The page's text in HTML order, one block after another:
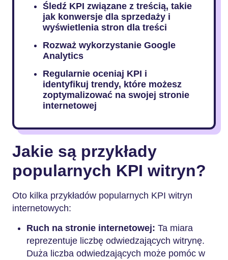
Śledź KPI związane z treścią, takie
jak konwersje dla sprzedaży i
wyświetlenia stron dla treści
Rozważ wykorzystanie Google
Analytics
Regularnie oceniaj KPI i
identyfikuj trendy, które możesz
zoptymalizować na swojej stronie
internetowej
Jakie są przykłady
popularnych KPI witryn?
Oto kilka przykładów popularnych KPI witryn
internetowych:
Ruch na stronie internetowej: Ta miara
reprezentuje liczbę odwiedzających witrynę.
Duża liczba odwiedzających może pomóc w